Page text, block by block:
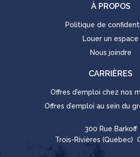
À PROPOS
Politique de
Louer un espace
Nous joindre
CARRIÈRES
Offres d’emploi chez nos
Offres d’emploi au sein du
300 Rue Barkoff
Trois-Rivières (Québec)